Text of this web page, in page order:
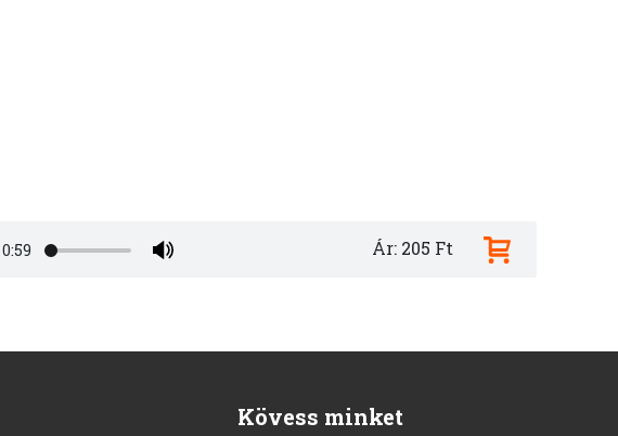
0:59 Ár: 205 Ft
Kövess minket